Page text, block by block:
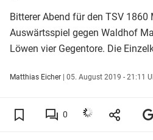
Bitterer Abend für den TSV 1860
Auswärtsspiel gegen Waldhof
Löwen vier Gegentore. Die
Matthias Eicher | 05. August 2019 - 21:11
0